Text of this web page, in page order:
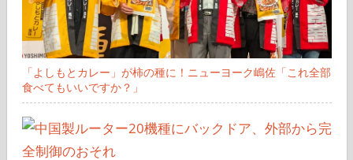
「よしもとカレー」が柿の種に！ニューヨーク嶋佐「これ全部
食べてもいいですか？」